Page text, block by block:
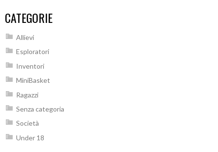
CATEGORIE
Allievi
Esploratori
Inventori
MiniBasket
Ragazzi
Senza categoria
Società
Under 18